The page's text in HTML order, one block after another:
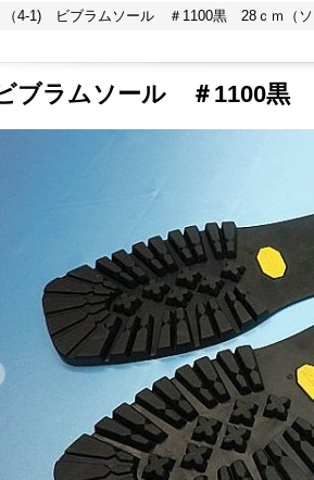
（4-1) ビブラムソール ＃1100黒 28ｃｍ（ソ
ブラムソール ＃1100黒